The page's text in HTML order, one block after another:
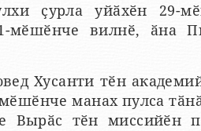
ҫурла уйӑхӗн 29-
мӗшӗнче вилнӗ, ӑна
Хусанти тӗн
манах пулса
Вырӑс тӗн миссийӗн